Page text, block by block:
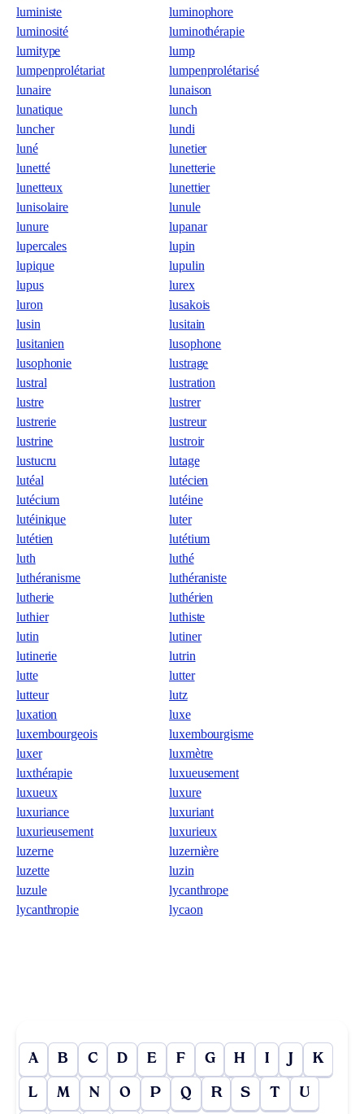
luministe
luminophore
luminosité
luminothérapie
lumitype
lump
lumpenprolétariat
lumpenprolétarisé
lunaire
lunaison
lunatique
lunch
luncher
lundi
luné
lunetier
lunetté
lunetterie
lunetteux
lunettier
lunisolaire
lunule
lunure
lupanar
lupercales
lupin
lupique
lupulin
lupus
lurex
luron
lusakois
lusin
lusitain
lusitanien
lusophone
lusophonie
lustrage
lustral
lustration
lustre
lustrer
lustrerie
lustreur
lustrine
lustroir
lustucru
lutage
lutéal
lutécien
lutécium
lutéine
lutéinique
luter
lutétien
lutétium
luth
luthé
luthéranisme
luthéraniste
lutherie
luthérien
luthier
luthiste
lutin
lutiner
lutinerie
lutrin
lutte
lutter
lutteur
lutz
luxation
luxe
luxembourgeois
luxembourgisme
luxer
luxmètre
luxthérapie
luxueusement
luxueux
luxure
luxuriance
luxuriant
luxurieusement
luxurieux
luzerne
luzernière
luzette
luzin
luzule
lycanthrope
lycanthropie
lycaon
A B C D E F G H I J K
L M N O P Q R S T U